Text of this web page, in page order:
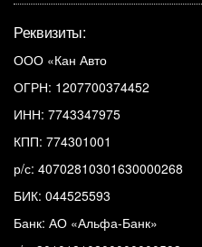
Реквизиты:
ООО «Кан Авто
ОГРН: 1207700374452
ИНН: 7743347975
КПП: 774301001
р/с: 40702810301630000268
БИК: 044525593
Банк: АО «Альфа-Банк»